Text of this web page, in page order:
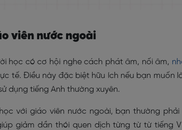
viên nước ngoài
học có cơ hội nghe cách phát âm, nối âm,
tế. Điều này đặc biệt hữu ích nếu bạn muốn
dụng tiếng Anh thường xuyên.
với giáo viên nước ngoài, bạn thường phải
giảm dần thói quen dịch từng từ từ tiếng